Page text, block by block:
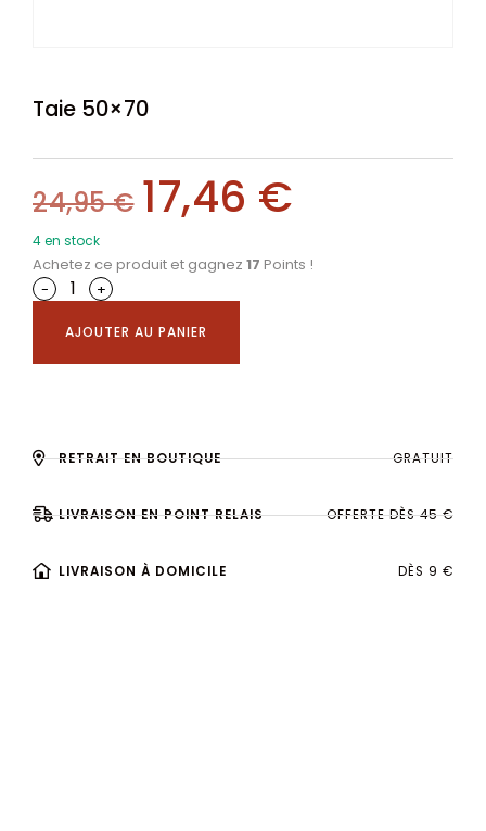
Taie 50×70
24,95€ 17,46 €
4 en stock
Achetez ce produit et gagnez 17 Points !
-
+
AJOUTER AU PANIER
RETRAIT EN BOUTIQUE GRATUIT
LIVRAISON EN POINT RELAIS OFFERTE DÈS 45 €
LIVRAISON À DOMICILE DÈS 9 €